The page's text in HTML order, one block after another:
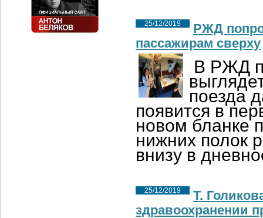
25/12/2019
РЖД
пассажирам сверху
В РЖД
поезда
появится в
новом бланке
нижних полок
внизу в
25/12/2019
Т.
здравоохранении